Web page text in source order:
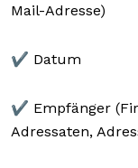
Mail-Adresse)
✔️ Datum
✔️ Empfänger
Adressaten,